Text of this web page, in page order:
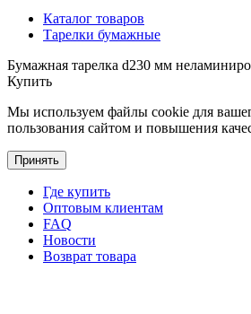
Каталог товаров
Тарелки бумажные
Бумажная тарелка d230 мм
Купить
Мы используем файлы cookie для
пользования сайтом и повышения
Принять
Где купить
Оптовым клиентам
FAQ
Новости
Возврат товара